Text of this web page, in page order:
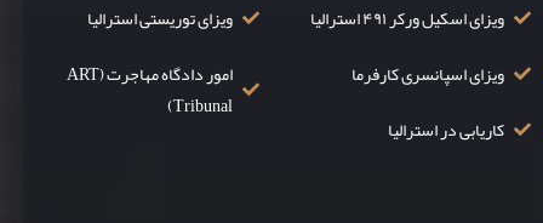
ویزای اسکیل ورکر ۴۹۱ استرالیا
ویزای اسپانسری کارفرما
کاریابی در استرالیا
ویزای توریستی استرالیا
امور دادگاه مهاجرت (ART
Tribunal)